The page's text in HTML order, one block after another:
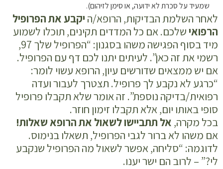
שמעיד על סכרת לא ידועה, או סימן לזיהום).
לאחר השלמת הבדיקות, הרופא/ה יקבע את הפרופיל
הרפואישלכם. אם כל המדדים תקינים, תוכלו לשמוע
מיד בסוף הפגישה משהו בסגנון: “הפרופיל שלך 97,
רשמי את זה כאן”. לעיתים יתנו לכם דף עם הפרופיל.
אם יש ממצאים שדורשים עיון, הרופא עשוי לומר:
“כרגע לא נקבע לך פרופיל. תצטרך לעבור ועדה
רפואית/בדיקה נוספת”. זה אומר שלא תקבלו פרופיל
סופי באותו יום, אלא תקבלו זימון חוזר.
בכל מקרה, אל תתביישו לשאול את הרופא שאלות!
אם משהו לא ברור לגבי הפרופיל, תשאלו בנימוס.
לדוגמה: “סליחה, אפשר לשאול מה הפרופיל שנקבע
לי?” – לרוב הם ישר יענו.